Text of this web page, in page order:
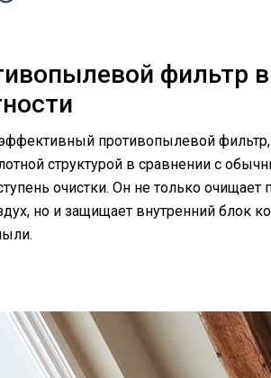
фильтр
противопылевой
структурой в сравнении с
очистки. Он не только очищает
но и защищает внутренний блок